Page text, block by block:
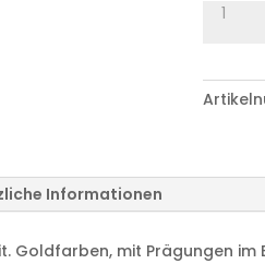
Pokal
Informationen
Goldfarben, mit Prägungen